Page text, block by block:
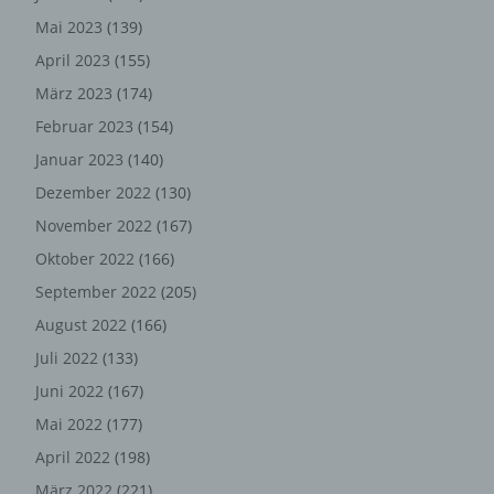
Mai 2023 (139)
April 2023 (155)
März 2023 (174)
Februar 2023 (154)
Januar 2023 (140)
Dezember 2022 (130)
November 2022 (167)
Oktober 2022 (166)
September 2022 (205)
August 2022 (166)
Juli 2022 (133)
Juni 2022 (167)
Mai 2022 (177)
April 2022 (198)
Datenbestand des für die Verarbeitung Verantwortlichen
löschen zu lassen.
Der für die Verarbeitung Verantwortliche erteilt jeder
darüber, welche personenbezogenen Daten über die
betroffene Person gespeichert sind. Ferner berichtigt
oder löscht der für die Verarbeitung Verantwortliche
betroffenen Person, soweit dem keine gesetzlichen
Aufbewahrungspflichten entgegenstehen. Die
Verantwortlichen stehen der betroffenen Person in
diesem Zusammenhang als Ansprechpartner zur
Verfügung.
Internetseite